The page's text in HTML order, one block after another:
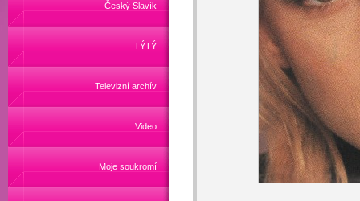
Český Slavík
TÝTÝ
Televizní archív
Video
Moje soukromí